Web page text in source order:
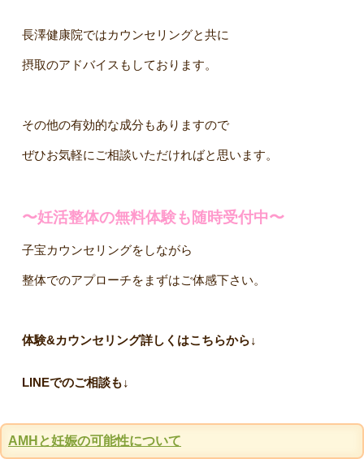
長澤健康院ではカウンセリングと共に
摂取のアドバイスもしております。
その他の有効的な成分もありますので
ぜひお気軽にご相談いただければと思います。
〜妊活整体の無料体験も随時受付中〜
子宝カウンセリングをしながら
整体でのアプローチをまずはご体感下さい。
体験&カウンセリング詳しくはこちらから↓
LINEでのご相談も↓
AMHと妊娠の可能性について